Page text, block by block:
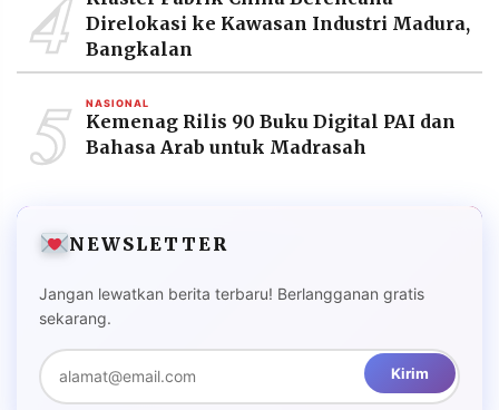
4
Direlokasi ke Kawasan Industri Madura,
Bangkalan
5 NASIONAL
Kemenag Rilis 90 Buku Digital PAI dan
Bahasa Arab untuk Madrasah
NEWSLETTER
Jangan lewatkan berita terbaru! Berlangganan gratis
sekarang.
Kirim